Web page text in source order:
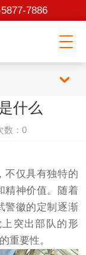
7886
什么
数：0
不仅具有独特的
精神价值。随着
警徽的定制逐渐
突出部队的形
重要性。